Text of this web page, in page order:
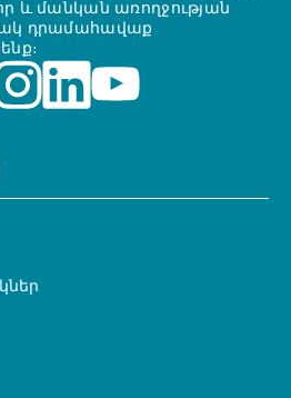
և մանկան առողջության
դրամահավաք